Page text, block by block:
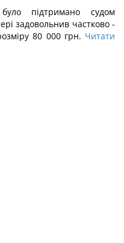
підтримано судом
задовольнив частково -
80 000 грн. Читати